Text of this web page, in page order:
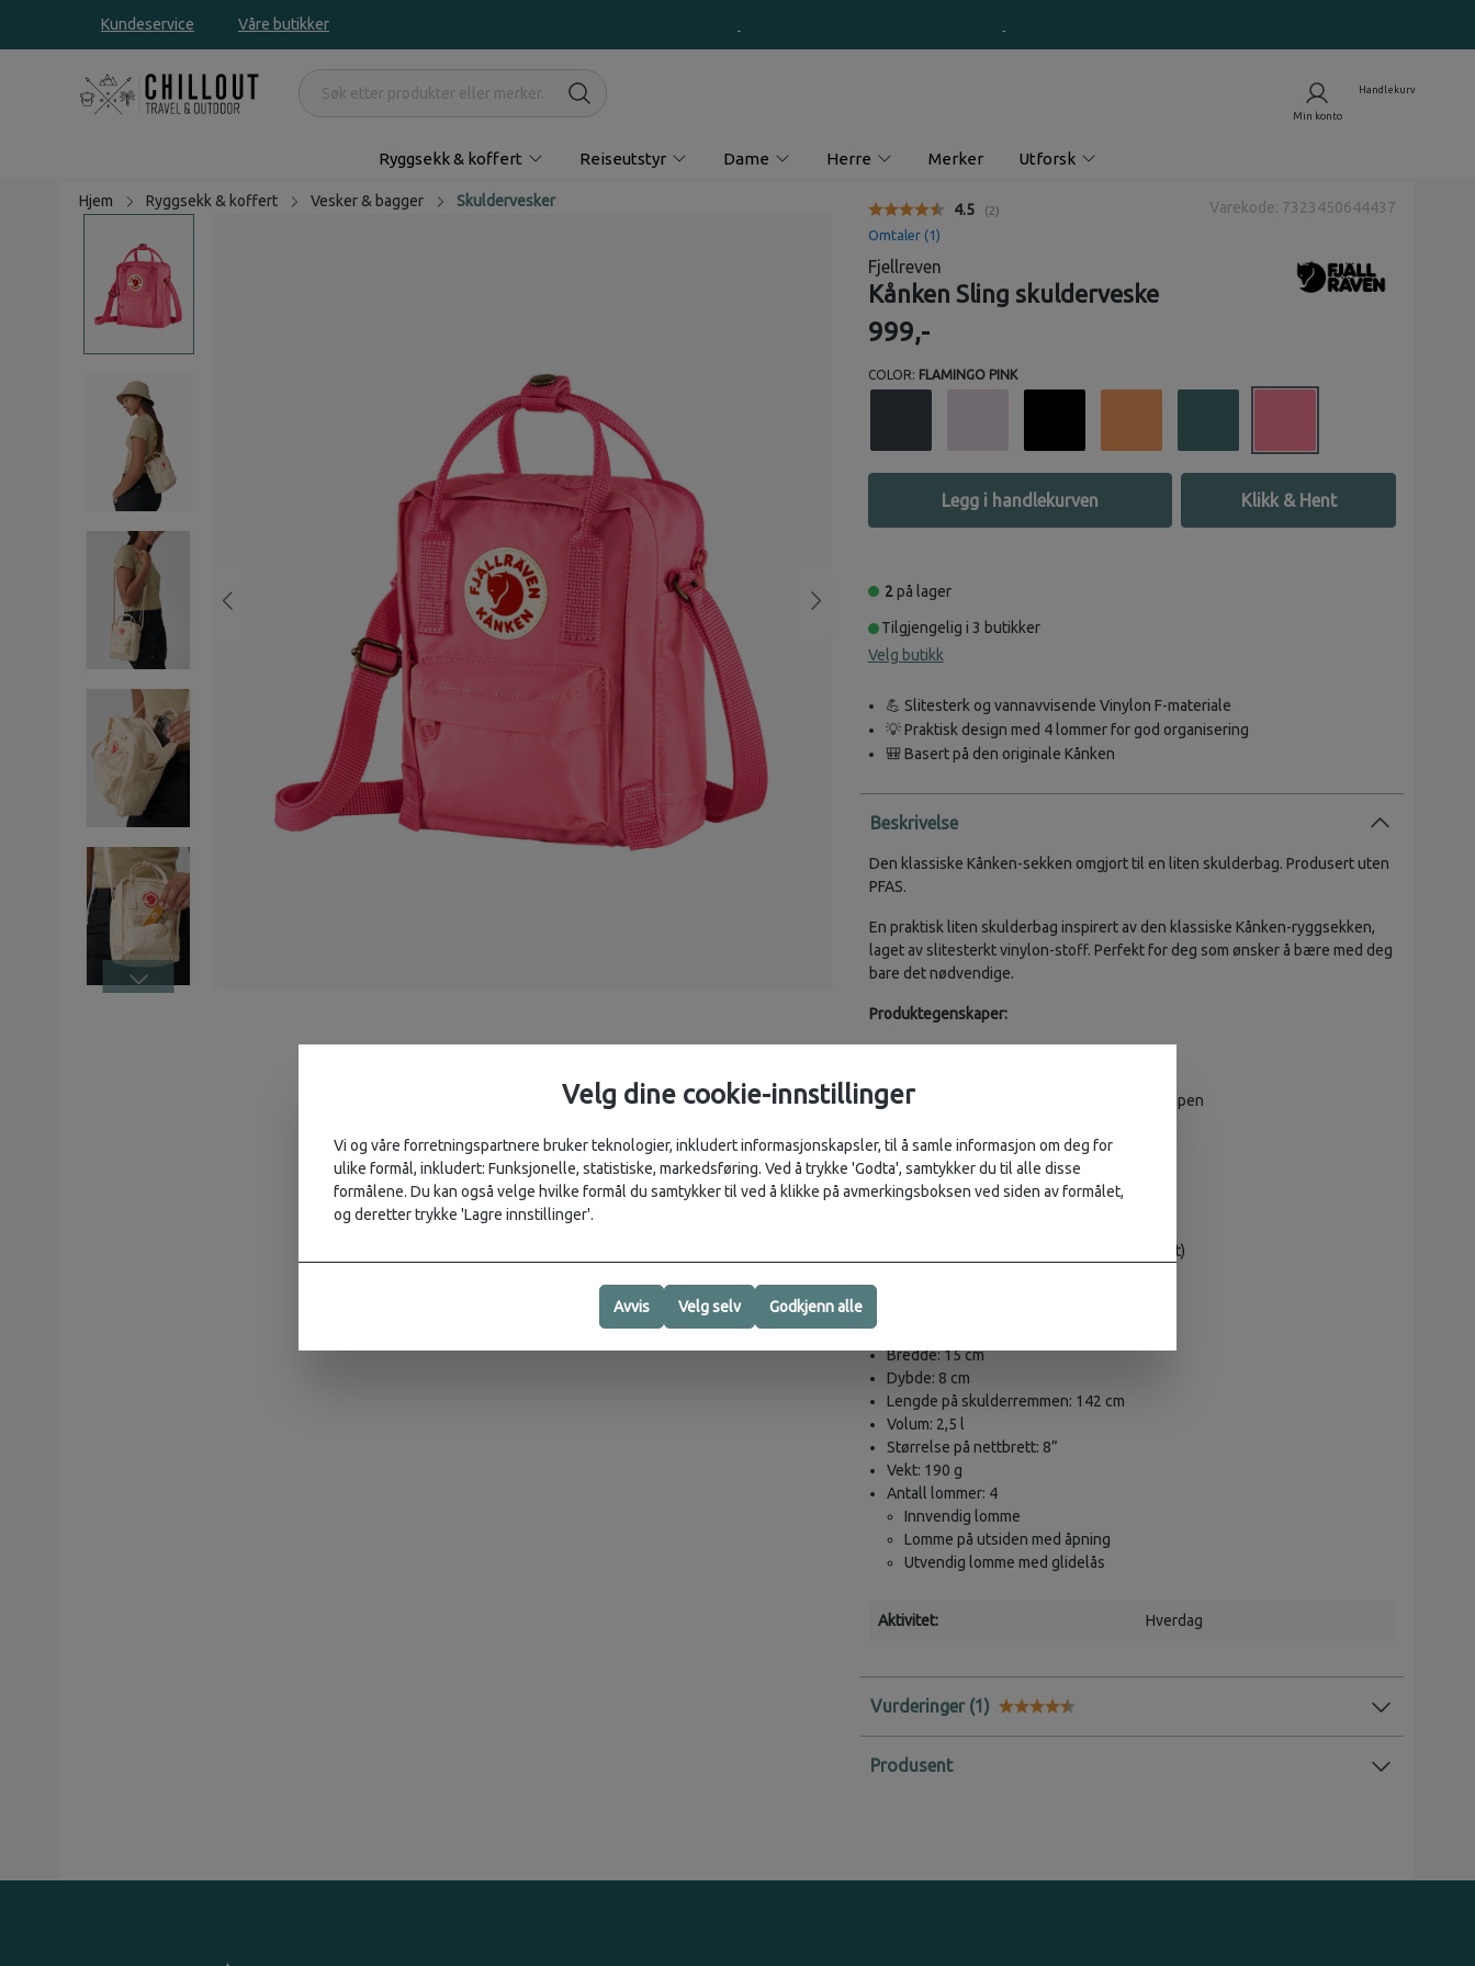
Kundeservice Våre butikker
Ryggsekk & koffert Reiseutstyr Dame Herre Merker Utforsk
Hjem Ryggsekk & koffert Vesker & bagger Skuldervesker
Gjennomsnittskarakter:
4.5 (stemmer:
2)
Omtaler (1)
Varekode: 7323450644437
Fjellreven
Kånken Sling skulderveske
999,-
COLOR: FLAMINGO PINK
Legg i handlekurven Klikk & Hent
2 på lager
Tilgjengelig i 3 butikker
Velg butikk
💪 Slitesterk og vannavvisende Vinylon F-materiale
💡 Praktisk design med 4 lommer for god organisering
🎒 Basert på den originale Kånken
Beskrivelse
Den klassiske Kånken-sekken omgjort til en liten skulderbag. Produsert uten
PFAS.
En praktisk liten skulderbag inspirert av den klassiske Kånken-ryggsekken,
laget av slitesterkt vinylon-stoff. Perfekt for deg som ønsker å bære med deg
bare det nødvendige.
Produktegenskaper:
Justerbar skulderstropp og håndtak på toppen
Navnelapp på innsiden
Materialspesifikasjon:
Innerstoff: 100 % polyamid 70D (resirkulert)
Tekniske detaljer:
Bredde: 15 cm
Dybde: 8 cm
Lengde på skulderremmen: 142 cm
Volum: 2,5 l
Størrelse på nettbrett: 8”
Vekt: 190 g
Antall lommer: 4
Innvendig lomme
Lomme på utsiden med åpning
Utvendig lomme med glidelås
Aktivitet: Hverdag
Vurderinger
Produsent
Velg dine cookie-innstillinger
Vi og våre forretningspartnere bruker teknologier, inkludert informasjonskapsler, til å samle informasjon om deg for
ulike formål, inkludert: Funksjonelle, statistiske, markedsføring. Ved å trykke 'Godta', samtykker du til alle disse
formålene. Du kan også velge hvilke formål du samtykker til ved å klikke på avmerkingsboksen ved siden av formålet,
og deretter trykke 'Lagre innstillinger'.
Avvis Velg selv Godkjenn alle